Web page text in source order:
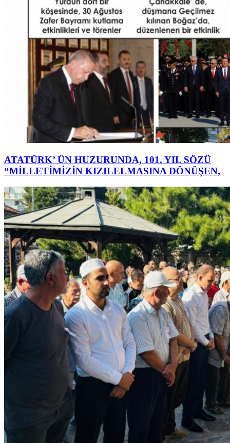
ATATÜRK’ ÜN HUZURUNDA, 101. YIL SÖZÜ
“MİLLETİMİZİN KIZILELMASINA DÖNÜŞEN,